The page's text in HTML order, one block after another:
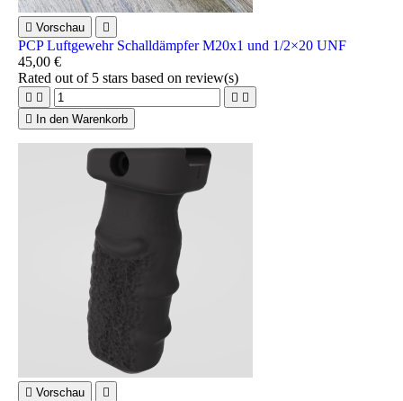
 Vorschau 
PCP Luftgewehr Schalldämpfer M20x1 und 1/2×20 UNF
45,00 €
Rated out of 5 stars based on review(s)
   

In den Warenkorb
 Vorschau 